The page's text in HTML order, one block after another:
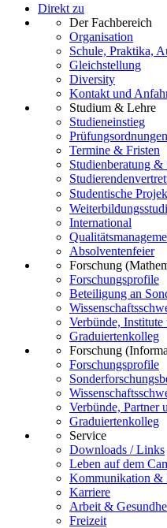
Direkt zu
Der Fachbereich
Organisation
Schule, Praktika,
Gleichstellung
Diversity
Kontakt und
Studium & Lehre
Studieneinstieg
Prüfungsordnungen
Termine & Fristen
Studienberatung &
Studentische
International
Absolventenfeier
Forschung
Forschungsprofile
Beteiligung an
Verbünde,
Graduiertenkolleg
Forschung
Forschungsprofile
Verbünde, Partner
Graduiertenkolleg
Service
Downloads / Links
Leben auf dem
Kommunikation &
Karriere
Arbeit &
Freizeit